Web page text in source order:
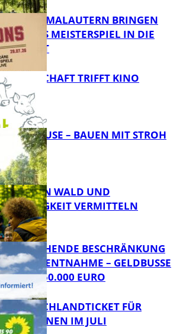
UND KLIMALAUTERN BRINGEN
MEISTERSPIEL IN DIE
TRIFFT KINO
HOUSE – BAUEN MIT STROH
WALD UND
VERMITTELN
BESCHRÄNKUNG
WASSERENTNAHME – GELDBUSSE V
ZU 50.000 EURO
DEUTSCHLANDTICKET FÜR
IM JULI